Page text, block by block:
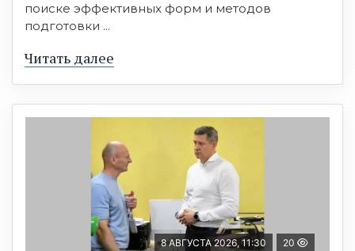
поиске эффективных форм и методов
подготовки ...
Читать далее
8 АВГУСТА 2026, 11:30 20